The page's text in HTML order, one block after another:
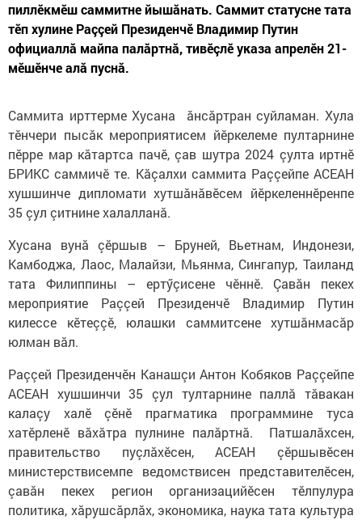
пиллӗкмӗш саммитне йышăнать. Саммит статусне тата
тӗп хулине Раççей Президенчӗ Владимир Путин
официаллă майпа палăртнă, тивӗçлӗ указа апрелӗн 21-
мӗшӗнче алă пуснă.
Саммита ирттерме Хусана ăнсăртран суйламан. Хула
тӗнчери пысăк мероприятисем йӗркелеме пултарнине
пӗрре мар кăтартса пачӗ, çав шутра 2024 çулта иртнӗ
БРИКС саммичӗ те. Кăçалхи саммита Раççейпе АСЕАН
хушшинче дипломати хутшăнăвӗсем йӗркеленнӗренпе
35 çул çитнине халалланă.
Хусана вунă çӗршыв – Бруней, Вьетнам, Индонези,
Камбоджа, Лаос, Малайзи, Мьянма, Сингапур, Таиланд
тата Филиппины – ертӳçисене чӗннӗ. Çавăн пекех
мероприятие Раççей Президенчӗ Владимир Путин
килессе кӗтеççӗ, юлашки саммитсене хутшăнмасăр
юлман вăл.
Раççей Президенчӗн Канашçи Антон Кобяков Раççейпе
АСЕАН хушшинчи 35 çул тултарнине паллă тăвакан
калаçу халӗ çӗнӗ прагматика программине туса
хатӗрленӗ вăхăтра пулнине палăртнă. Патшалăхсен,
правительство пуçлăхӗсен, АСЕАН çӗршывӗсен
министерствисемпе ведомствисен представителӗсен,
çавăн пекех регион организацийӗсен тӗлпулура
политика, хăрушсăрлăх, экономика, наука тата культура